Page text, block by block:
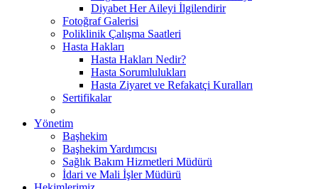
Diyabet Her Aileyi İlgilendirir
Fotoğraf Galerisi
Poliklinik Çalışma Saatleri
Hasta Hakları
Hasta Hakları Nedir?
Hasta Sorumlulukları
Hasta Ziyaret ve Refakatçi Kuralları
Sertifikalar
Yönetim
Başhekim
Başhekim Yardımcısı
Sağlık Bakım Hizmetleri Müdürü
İdari ve Mali İşler Müdürü